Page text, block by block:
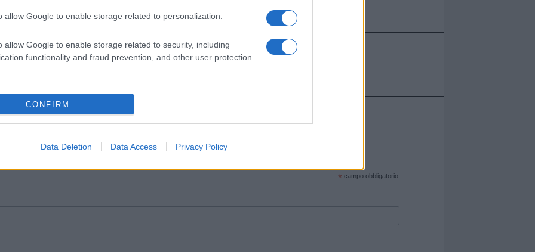
allow Google to enable storage related to personalization.
allow Google to enable storage related to security, including
functionality and fraud prevention, and other user protection.
CONFIRM
Data Deletion Data Access Privacy Policy
Invia un Comunicato Stampa|Pubblicità|Segnala
e ricevi le nostre email periodiche contenenti le ultime notizie pubblicate sul sito web!
* campo obbligatorio